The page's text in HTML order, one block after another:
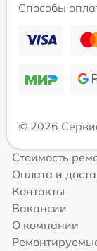
Способы
© 2026
Стоимость
Оплата и
Контакты
Вакансии
О компании